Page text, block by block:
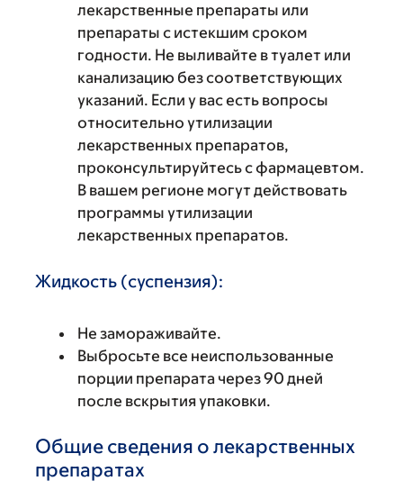
лекарственные препараты или
препараты с истекшим сроком
годности. Не выливайте в туалет или
канализацию без соответствующих
указаний. Если у вас есть вопросы
относительно утилизации
лекарственных препаратов,
проконсультируйтесь с фармацевтом.
В вашем регионе могут действовать
программы утилизации
лекарственных препаратов.
Жидкость (суспензия):
Не замораживайте.
Выбросьте все неиспользованные
порции препарата через 90 дней
после вскрытия упаковки.
Общие сведения о лекарственных
препаратах